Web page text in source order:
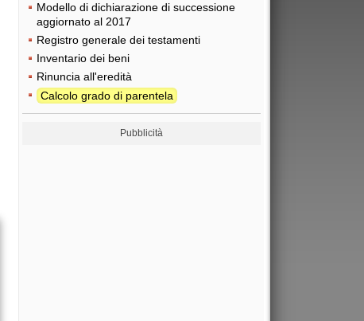
Modello di dichiarazione di successione
aggiornato al 2017
Registro generale dei testamenti
Inventario dei beni
Rinuncia all'eredità
Calcolo grado di parentela
Pubblicità